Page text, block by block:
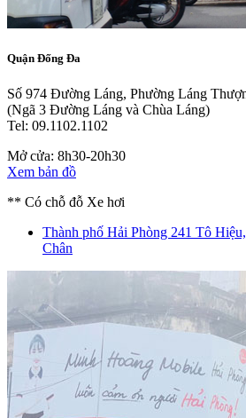
Quận Đống Đa
Số 974 Đường Láng, Phường Láng
(Ngã 3 Đường Láng và Chùa Láng)
Tel: 09.1102.1102
Mở cửa: 8h30-20h30
Xem bản đồ
** Có chỗ đỗ Xe hơi
Thành phố Hải Phòng 241 Tô
Chân